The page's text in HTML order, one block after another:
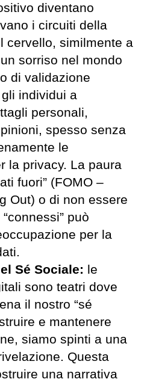
diventano
i circuiti della
cervello, similmente a
sorriso nel mondo
di validazione
individui a
personali,
spesso senza
le
la privacy. La paura
fuori” (FOMO –
Out) o di non essere
può
per la
Sé Sociale: le
sono teatri dove
il nostro “sé
e mantenere
siamo spinti a una
Questa
una narrativa